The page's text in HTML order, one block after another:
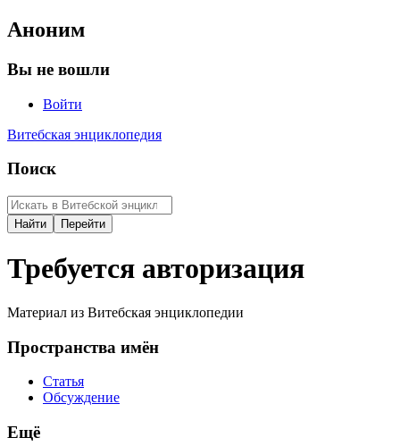
Аноним
Вы не вошли
Войти
Витебская энциклопедия
Поиск
Требуется авторизация
Материал из Витебская энциклопедии
Пространства имён
Статья
Обсуждение
Ещё